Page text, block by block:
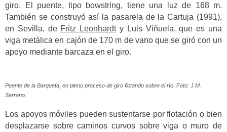
giro. El puente, tipo bowstring, tiene una luz de 168 m.
También se construyó así la pasarela de la Cartuja (1991),
en Sevilla, de Fritz Leonhardty Luis Viñuela, que es una
viga metálica en cajón de 170 m de vano que se giró con un
apoyo mediante barcaza en el giro.
Puente de la Barqueta, en pleno proceso de giro flotando sobre el río. Foto: J.M.
Serrano.
Los apoyos móviles pueden sustentarse por flotación o bien
desplazarse sobre caminos curvos sobre viga o muro de